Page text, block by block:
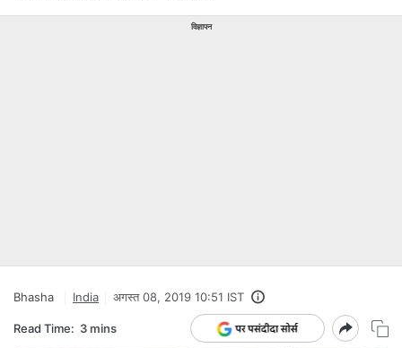
विज्ञापन
Bhasha India अगस्त 08, 2019 10:51 IST
Read Time: 3 mins